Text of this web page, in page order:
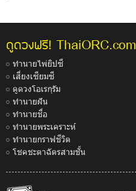
ดูดวงฟรี! ThaiORC.com
ทำนายไพ่ยิปซี
เสี่ยงเซียมซี
ดูดวงโอเรกุรัม
ทำนายฝัน
ทำนายชื่อ
ทำนายพระเคราะห์
ทำนายกราฟชีวิต
โชคชะตาฉัตรสามชั้น